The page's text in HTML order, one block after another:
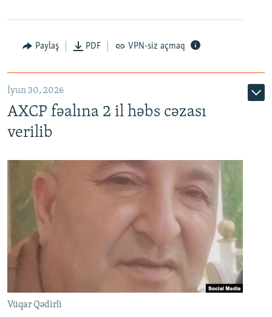
Paylaş PDF VPN-siz açmaq
İyun 30, 2026
AXCP fəalına 2 il həbs cəzası
verilib
Vüqar Qədirli